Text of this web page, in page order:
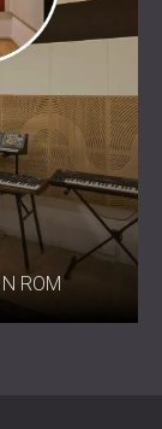
ROM